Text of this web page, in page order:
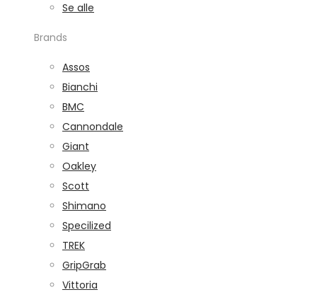
Se alle
Brands
Assos
Bianchi
BMC
Cannondale
Giant
Oakley
Scott
Shimano
Specilized
TREK
GripGrab
Vittoria